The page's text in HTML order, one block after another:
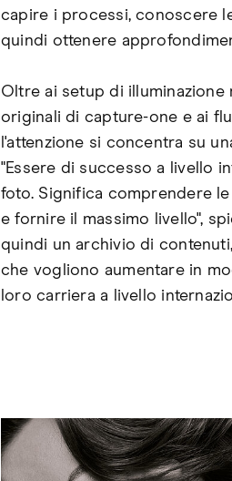
capire i processi, conoscere
quindi ottenere
Oltre ai setup di illuminazione
originali di capture-one e ai
l'attenzione si concentra su
"Essere di successo a livello
foto. Significa comprendere
e fornire il massimo livello",
quindi un archivio di
che vogliono aumentare in
loro carriera a livello